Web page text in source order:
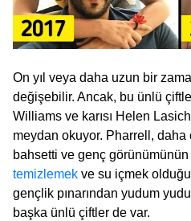
On yıl veya daha uzun bir
değişebilir. Ancak, bu ünlü
Williams ve karısı Helen
meydan okuyor. Pharrell, daha
bahsetti ve genç görünümünün
temizlemek ve su içmek
gençlik pınarından yudum
başka ünlü çiftler de var.